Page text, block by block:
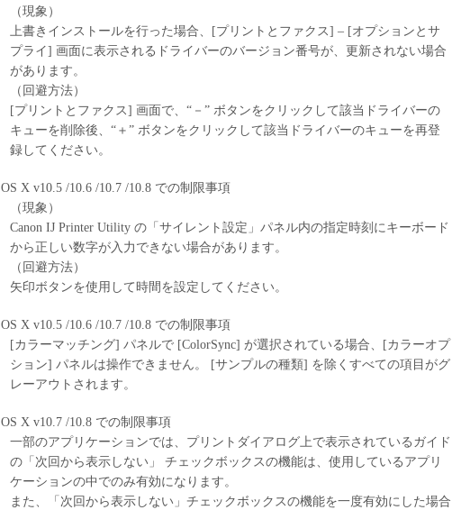
と、もしくは有用であること、または本ソフトウェアに瑕疵がないこと、そ
の他本ソフトウェアに関していかなる保証もいたしません。
キヤノン、キヤノンマーケティングジャパン株式会社およびキヤノンのライ
センサーは、本ソフトウェアの使用に付随または関連して生ずる直接的また
は間接的な損失、損害等について、いかなる場合においても一切の責任を負
いません。
ユーザーは、日本国政府または該当国の政府より必要な許可等を得ることな
しに、本ソフトウェアの全部または一部を、直接または間接に輸出してはな
（現象）
上書きインストールを行った場合、[プリントとファクス] – [オプションとサ
プライ] 画面に表示されるドライバーのバージョン番号が、更新されない場合
があります。
（回避方法）
[プリントとファクス] 画面で、“－” ボタンをクリックして該当ドライバーの
キューを削除後、“＋” ボタンをクリックして該当ドライバーのキューを再登
録してください。
OS X v10.5 /10.6 /10.7 /10.8 での制限事項
（現象）
Canon IJ Printer Utility の「サイレント設定」パネル内の指定時刻にキーボード
から正しい数字が入力できない場合があります。
（回避方法）
矢印ボタンを使用して時間を設定してください。
OS X v10.5 /10.6 /10.7 /10.8 での制限事項
[カラーマッチング] パネルで [ColorSync] が選択されている場合、[カラーオプ
ション] パネルは操作できません。 [サンプルの種類] を除くすべての項目がグ
レーアウトされます。
OS X v10.7 /10.8 での制限事項
一部のアプリケーションでは、プリントダイアログ上で表示されているガイド
の「次回から表示しない」 チェックボックスの機能は、使用しているアプリ
ケーションの中でのみ有効になります。
また、「次回から表示しない」チェックボックスの機能を一度有効にした場合